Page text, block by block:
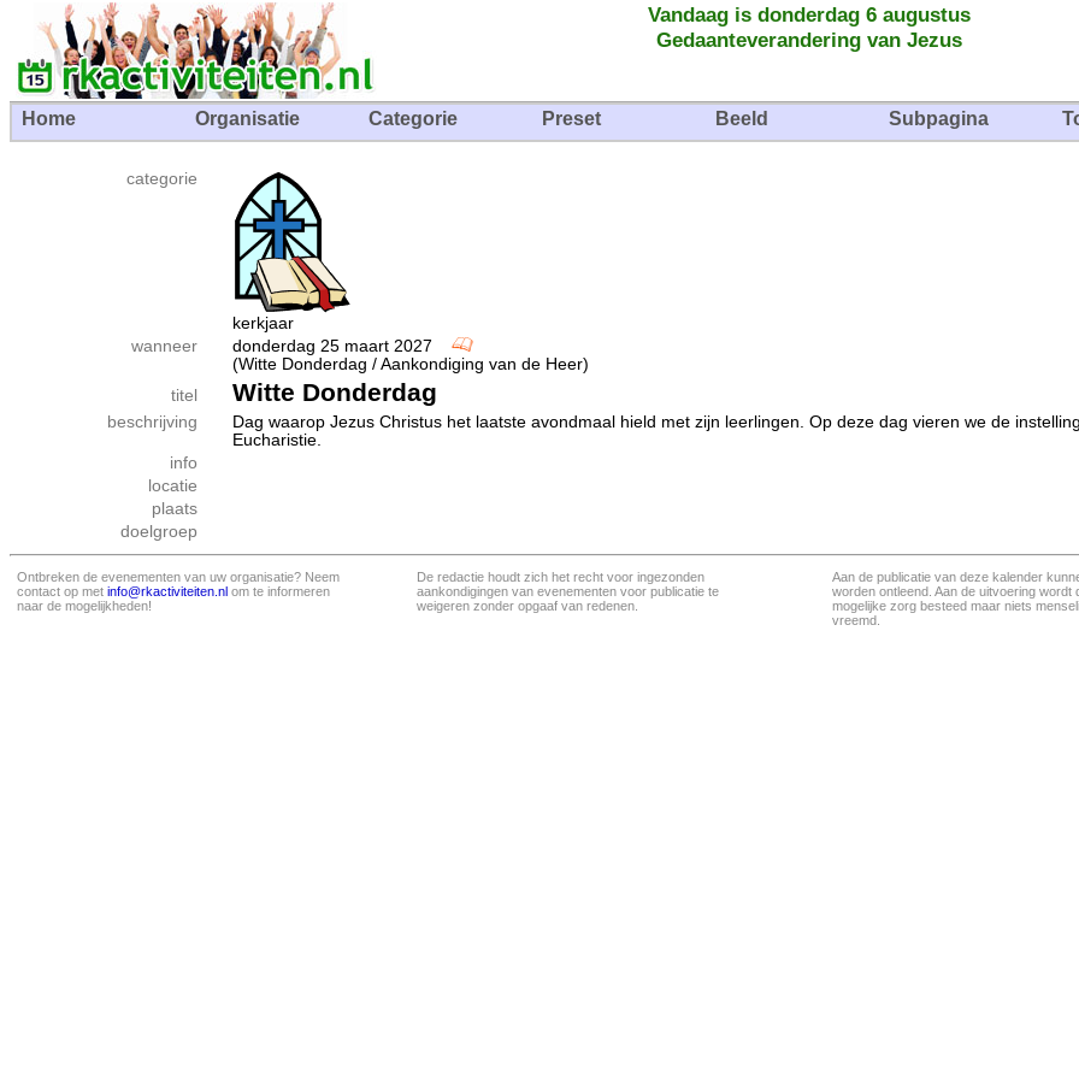
Vandaag is donderdag 6 augustus
Gedaanteverandering van Jezus
Home Organisatie Categorie Preset Beeld Subpagina
categorie
kerkjaar
wanneer
donderdag 25 maart 2027
(Witte Donderdag / Aankondiging van de Heer)
titel
Witte Donderdag
beschrijving
Dag waarop Jezus Christus het laatste avondmaal hield met zijn leerlingen. Op deze dag vieren we de
Eucharistie.
info
locatie
plaats
doelgroep
Ontbreken de evenementen van uw organisatie? Neem
contact op met info@rkactiviteiten.nl om te informeren
naar de mogelijkheden!
De redactie houdt zich het recht voor ingezonden
aankondigingen van evenementen voor publicatie te
weigeren zonder opgaaf van redenen.
Aan de publicatie van deze kalender
worden ontleend. Aan de uitvoering wordt
mogelijke zorg besteed maar niets
vreemd.